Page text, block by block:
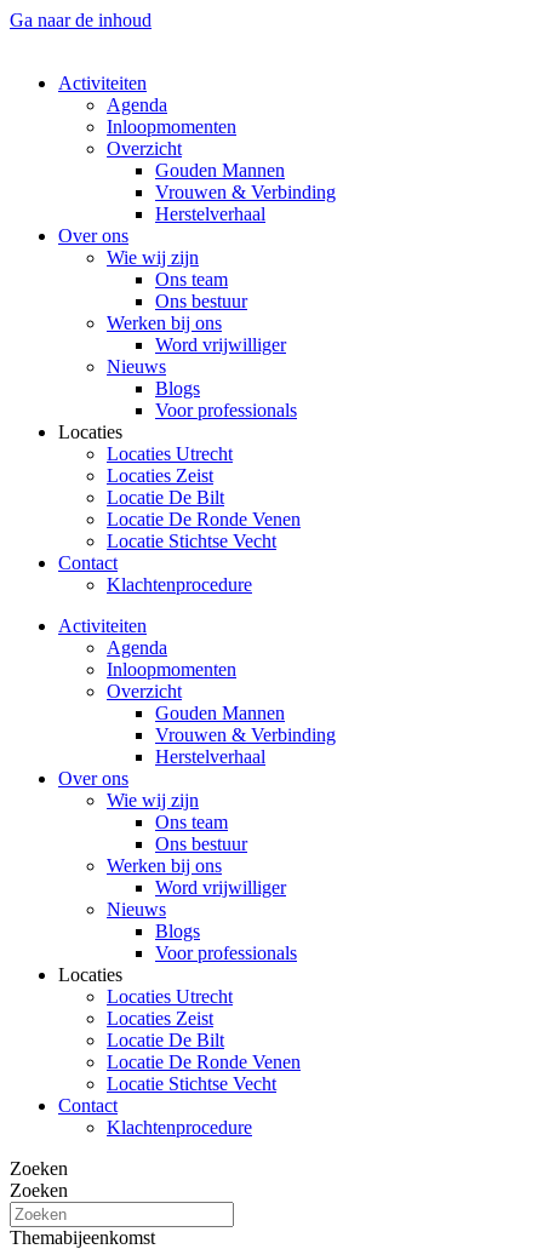
Ga naar de inhoud
Activiteiten
Agenda
Inloopmomenten
Overzicht
Gouden Mannen
Vrouwen & Verbinding
Herstelverhaal
Over ons
Wie wij zijn
Ons team
Ons bestuur
Werken bij ons
Word vrijwilliger
Nieuws
Blogs
Voor professionals
Locaties
Locaties Utrecht
Locaties Zeist
Locatie De Bilt
Locatie De Ronde Venen
Locatie Stichtse Vecht
Contact
Klachtenprocedure
Activiteiten
Agenda
Inloopmomenten
Overzicht
Gouden Mannen
Vrouwen & Verbinding
Herstelverhaal
Over ons
Wie wij zijn
Ons team
Ons bestuur
Werken bij ons
Word vrijwilliger
Nieuws
Blogs
Voor professionals
Locaties
Locaties Utrecht
Locaties Zeist
Locatie De Bilt
Locatie De Ronde Venen
Locatie Stichtse Vecht
Contact
Klachtenprocedure
Zoeken
Zoeken
Themabijeenkomst